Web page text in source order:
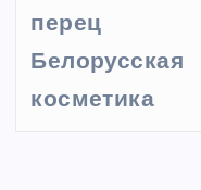
перец
Белорусская
косметика